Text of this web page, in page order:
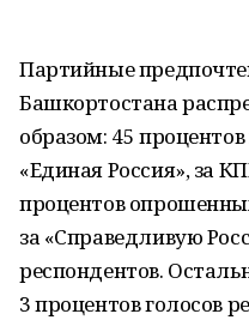
Партийные
Башкортостана
образом: 45
«Единая Россия», за
процентов
за «Справедливую
респондентов.
3 процентов голосов